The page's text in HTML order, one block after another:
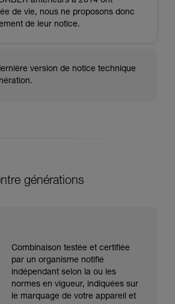
de vie, nous ne proposons donc
de leur notice.
version de notice technique
générations
Combinaison testée et certifiée
par un organisme notifié
indépendant selon la ou les
normes en vigueur, indiquées sur
le marquage de votre appareil et